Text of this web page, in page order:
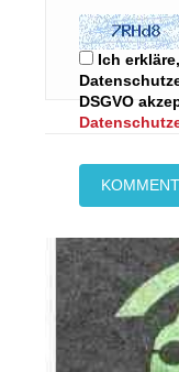
Ich
DSGVO